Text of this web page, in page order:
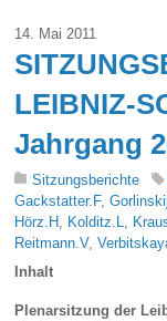
14. Mai 2011
LEIBNIZ-
Jahrgang
Sitzungsberichte
Gackstatter.F,
Hörz.H , Kolditz.L,
Reitmann.V,
Inhalt
Plenarsitzung der